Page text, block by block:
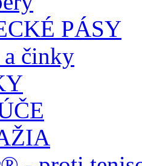
PÁSY
a činky